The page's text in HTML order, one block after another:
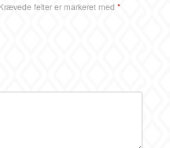
Krævede felter er markeret med *